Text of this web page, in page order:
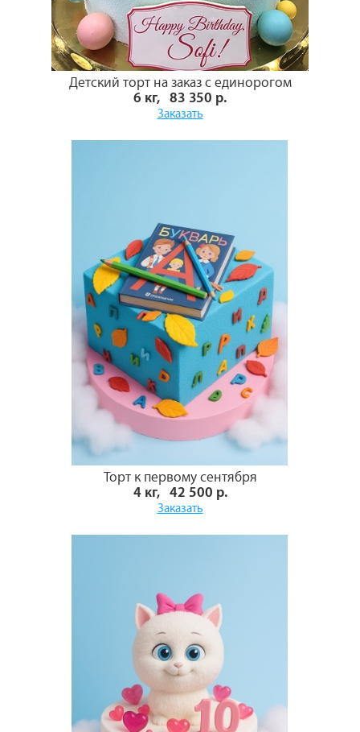
Детский торт на заказ с единорогом
6 кг, 83 350 р.
Заказать
Торт к первому сентября
4 кг, 42 500 р.
Заказать